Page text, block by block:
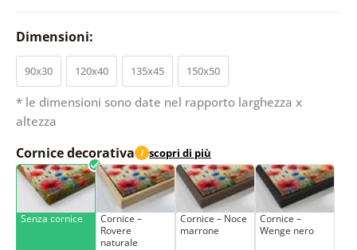
Dimensioni:
90x30 120x40 135x45 150x50
* le dimensioni sono date nel rapporto larghezza x
altezza
Cornice decorativa i scopri di più
Senza cornice
Cornice –
Rovere
naturale
Cornice – Noce
marrone
Cornice –
Wenge nero